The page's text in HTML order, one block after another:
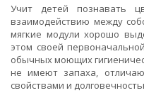
Учит детей познавать
взаимодействию между
мягкие модули хорошо
этом своей
обычных моющих
не имеют запаха,
свойствами и